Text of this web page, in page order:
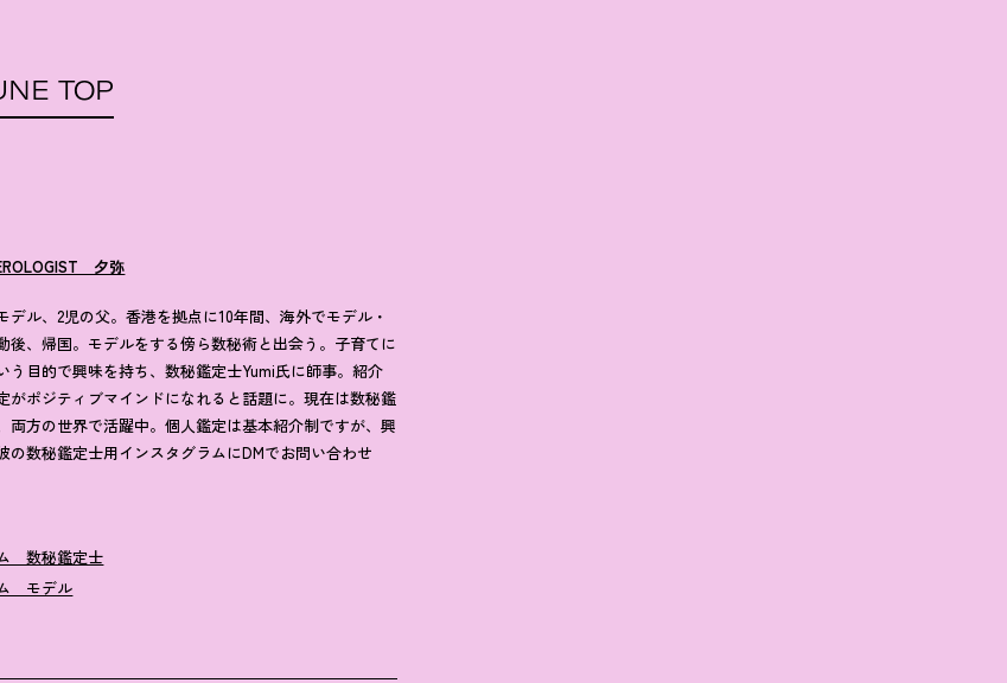
TOP
夕弥
デル、2児の父。香港を拠点に10年間、海外でモデル・
後、帰国。モデルをする傍ら数秘術と出会う。子育てに
う目的で興味を持ち、数秘鑑定士Yumi氏に師事。紹介
がポジティブマインドになれると話題に。現在は数秘鑑
両方の世界で活躍中。個人鑑定は基本紹介制ですが、興
の数秘鑑定士用インスタグラムにDMでお問い合わせ
数秘鑑定士
モデル